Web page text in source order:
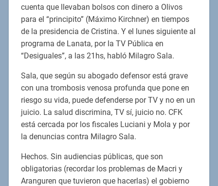
cuenta que llevaban bolsos con dinero a Olivos
para el “principito” (Máximo Kirchner) en tiempos
de la presidencia de Cristina. Y el lunes siguiente al
programa de Lanata, por la TV Pública en
“Desiguales”, a las 21hs, habló Milagro Sala.
Sala, que según su abogado defensor está grave
con una trombosis venosa profunda que pone en
riesgo su vida, puede defenderse por TV y no en un
juicio. La salud discrimina, TV sí, juicio no. CFK
está cercada por los fiscales Luciani y Mola y por
la denuncias contra Milagro Sala.
Hechos. Sin audiencias públicas, que son
obligatorias (recordar los problemas de Macri y
Aranguren que tuvieron que hacerlas) el gobierno